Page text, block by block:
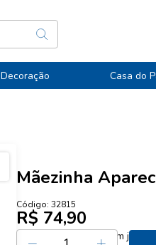
Decoração Casa do
Mãezinha
Código: 32815
R$ 74,90
Ou R$ 37,45 sem juros